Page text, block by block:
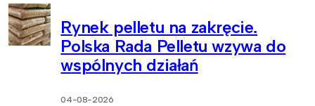
Rynek pelletu na zakręcie.
Polska Rada Pelletu wzywa do
wspólnych działań
04-08-2026